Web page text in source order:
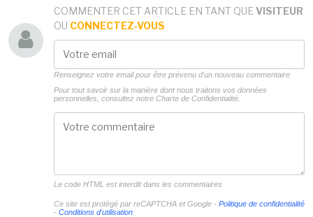
COMMENTER CET ARTICLE EN TANT QUE VISITEUR
OU CONNECTEZ-VOUS
Renseignez votre email pour être prévenu d'un nouveau commentaire
Pour tout savoir sur la manière dont nous traitons vos données
personnelles, consultez notre Charte de Confidentialité.
Le code HTML est interdit dans les commentaires
Ce site est protégé par reCAPTCHA et Google - Politique de confidentialité
- Conditions d'utilisation